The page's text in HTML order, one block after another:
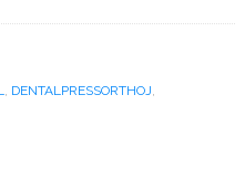
DENTALPRESSORTHOJ